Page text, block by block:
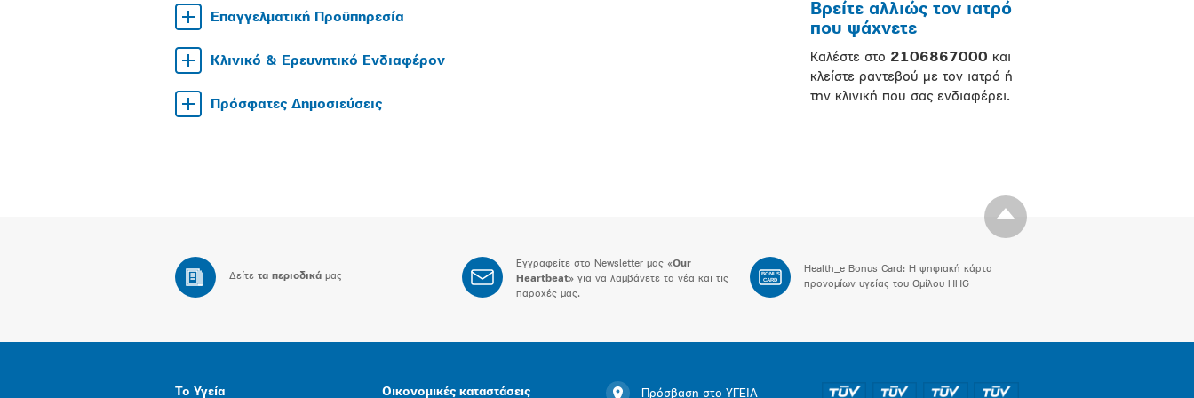
Επαγγελματική Προϋπηρεσία
Κλινικό & Ερευνητικό Ενδιαφέρον
Πρόσφατες Δημοσιεύσεις
Βρείτε αλλιώς τον ιατρό
που ψάχνετε
Καλέστε στο 2106867000 και
κλείστε ραντεβού με τον ιατρό ή
την κλινική που σας ενδιαφέρει.
Δείτε τα περιοδικά μας
Εγγραφείτε στο Newsletter μας «Our
Heartbeat» για να λαμβάνετε τα νέα και τις
παροχές μας.
BONUS
CARD
Health_e Bonus Card: H ψηφιακή κάρτα
προνομίων υγείας του Ομίλου HHG
Το Υγεία Οικονομικές καταστάσεις Πρόσβαση στο ΥΓΕΙΑ